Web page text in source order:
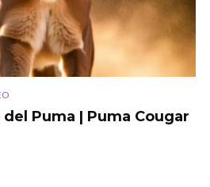
Puma | Puma Cougar